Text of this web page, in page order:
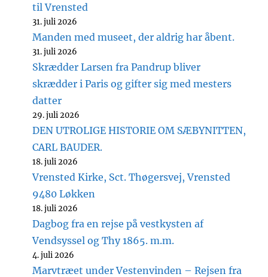
til Vrensted
31. juli 2026
Manden med museet, der aldrig har åbent.
31. juli 2026
Skrædder Larsen fra Pandrup bliver
skrædder i Paris og gifter sig med mesters
datter
29. juli 2026
DEN UTROLIGE HISTORIE OM SÆBYNITTEN,
CARL BAUDER.
18. juli 2026
Vrensted Kirke, Sct. Thøgersvej, Vrensted
9480 Løkken
18. juli 2026
Dagbog fra en rejse på vestkysten af
Vendsyssel og Thy 1865. m.m.
4. juli 2026
Marvtræet under Vestenvinden – Rejsen fra